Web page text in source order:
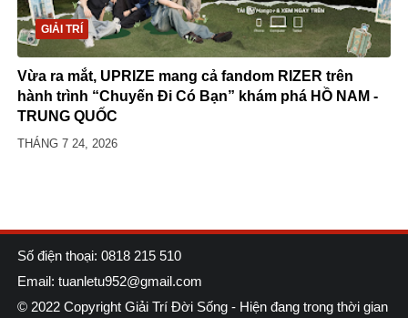
GIẢI TRÍ
Vừa ra mắt, UPRIZE mang cả fandom RIZER trên
hành trình “Chuyến Đi Có Bạn” khám phá HỒ NAM -
TRUNG QUỐC
THÁNG 7 24, 2026
Số điện thoại: 0818 215 510
Email: tuanletu952@gmail.com
© 2022 CopyrightGiải Trí Đời Sống - Hiện đang trong thời gian